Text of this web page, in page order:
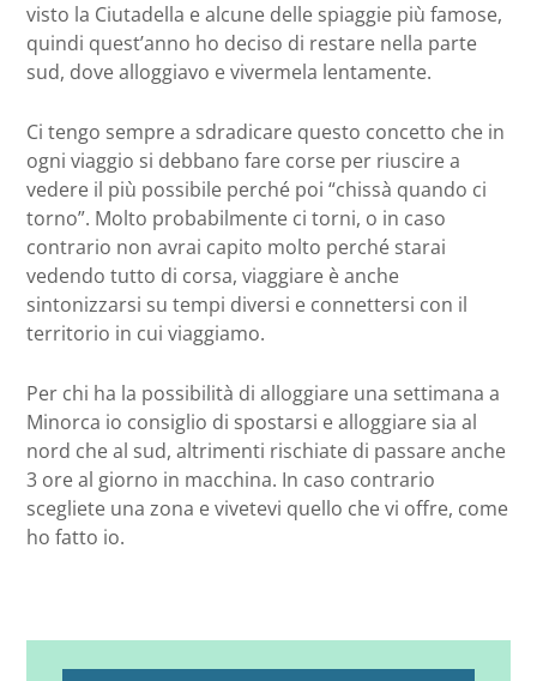
visto la Ciutadella e alcune delle spiaggie più famose,
quindi quest’anno ho deciso di restare nella parte
sud, dove alloggiavo e vivermela lentamente.
Ci tengo sempre a sdradicare questo concetto che in
ogni viaggio si debbano fare corse per riuscire a
vedere il più possibile perché poi “chissà quando ci
torno”. Molto probabilmente ci torni, o in caso
contrario non avrai capito molto perché starai
vedendo tutto di corsa, viaggiare è anche
sintonizzarsi su tempi diversi e connettersi con il
territorio in cui viaggiamo.
Per chi ha la possibilità di alloggiare una settimana a
Minorca io consiglio di spostarsi e alloggiare sia al
nord che al sud, altrimenti rischiate di passare anche
3 ore al giorno in macchina. In caso contrario
scegliete una zona e vivetevi quello che vi offre, come
ho fatto io.